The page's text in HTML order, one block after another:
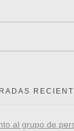
al grupo de